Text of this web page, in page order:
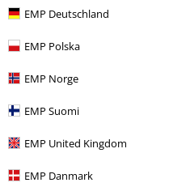
EMP Deutschland
EMP Polska
EMP Norge
EMP Suomi
EMP United Kingdom
EMP Danmark
AdviesprijsVanaf